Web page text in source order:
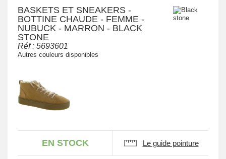
BASKETS ET SNEAKERS -
BOTTINE CHAUDE - FEMME -
NUBUCK - MARRON - BLACK
STONE
Réf : 5693601
Autres couleurs disponibles
EN STOCK Le guide pointure